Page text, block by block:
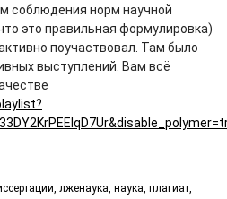
соблюдения норм научной
это правильная формулировка)
поучаствовал. Там было
выступлений. Вам всё
, лженаука, наука, плагиат,